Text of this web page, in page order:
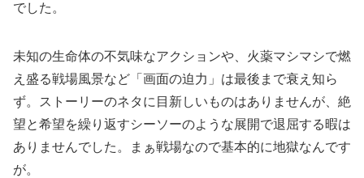
でした。
未知の生命体の不気味なアクションや、火薬マシマシで燃
え盛る戦場風景など「画面の迫力」は最後まで衰え知ら
ず。ストーリーのネタに目新しいものはありませんが、絶
望と希望を繰り返すシーソーのような展開で退屈する暇は
ありませんでした。まぁ戦場なので基本的に地獄なんです
が。